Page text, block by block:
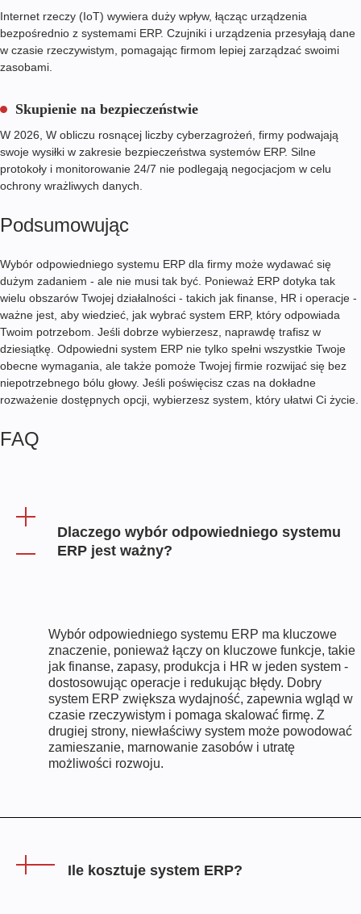
Internet rzeczy (IoT) wywiera duży wpływ, łącząc urządzenia
bezpośrednio z systemami ERP. Czujniki i urządzenia przesyłają dane
w czasie rzeczywistym, pomagając firmom lepiej zarządzać swoimi
zasobami.
Skupienie na bezpieczeństwie
W 2026 , W obliczu rosnącej liczby cyberzagrożeń, firmy podwajają
swoje wysiłki w zakresie bezpieczeństwa systemów ERP. Silne
protokoły i monitorowanie 24/7 nie podlegają negocjacjom w celu
ochrony wrażliwych danych.
Podsumowując
Wybór odpowiedniego systemu ERP dla firmy może wydawać się
dużym zadaniem - ale nie musi tak być. Ponieważ ERP dotyka tak
wielu obszarów Twojej działalności - takich jak finanse, HR i operacje -
ważne jest, aby wiedzieć, jak wybrać system ERP, który odpowiada
Twoim potrzebom. Jeśli dobrze wybierzesz, naprawdę trafisz w
dziesiątkę. Odpowiedni system ERP nie tylko spełni wszystkie Twoje
obecne wymagania, ale także pomoże Twojej firmie rozwijać się bez
niepotrzebnego bólu głowy. Jeśli poświęcisz czas na dokładne
rozważenie dostępnych opcji, wybierzesz system, który ułatwi Ci życie.
FAQ
Dlaczego wybór odpowiedniego systemu
ERP jest ważny?
Wybór odpowiedniego systemu ERP ma kluczowe
znaczenie, ponieważ łączy on kluczowe funkcje, takie
jak finanse, zapasy, produkcja i HR w jeden system -
dostosowując operacje i redukując błędy. Dobry
system ERP zwiększa wydajność, zapewnia wgląd w
czasie rzeczywistym i pomaga skalować firmę. Z
drugiej strony, niewłaściwy system może powodować
zamieszanie, marnowanie zasobów i utratę
możliwości rozwoju.
Ile kosztuje system ERP?